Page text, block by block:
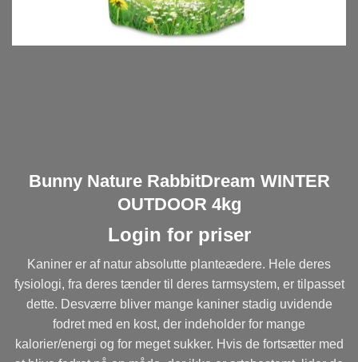
Bunny Nature RabbitDream WINTER
OUTDOOR 4kg
Login for priser
Kaniner er af natur absolutte planteædere. Hele deres
fysiologi, fra deres tænder til deres tarmsystem, er tilpasset
dette. Desværre bliver mange kaniner stadig uvidende
fodret med en kost, der indeholder for mange
kalorier/energi og for meget sukker. Hvis de fortsætter med